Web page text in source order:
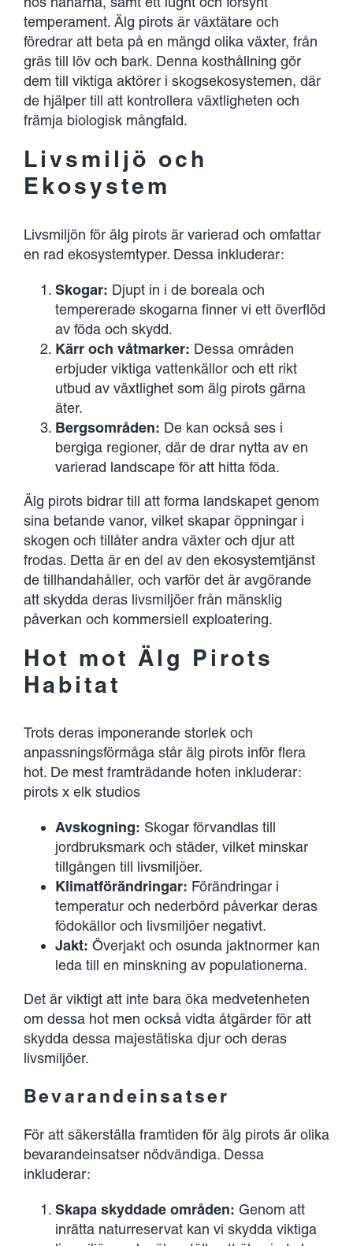
temperament. Älg pirots är växtätare och
föredrar att beta på en mängd olika växter, från
gräs till löv och bark. Denna kosthållning gör
dem till viktiga aktörer i skogs­ekosystemen, där
de hjälper till att kontrollera växtligheten och
främja biologisk mångfald.
Livsmiljö och
Ekosystem
Livsmiljön för älg pirots är varierad och omfattar
en rad ekosystemtyper. Dessa inkluderar:
Skogar: Djupt in i de boreala och
tempererade skogarna finner vi ett överflöd
av föda och skydd.
Kärr och våtmarker: Dessa områden
erbjuder viktiga vattenkällor och ett rikt
utbud av växtlighet som älg pirots gärna
äter.
Bergsområden: De kan också ses i
bergiga regioner, där de drar nytta av en
varierad landscape för att hitta föda.
Älg pirots bidrar till att forma landskapet genom
sina betande vanor, vilket skapar öppningar i
skogen och tillåter andra växter och djur att
frodas. Detta är en del av den ekosystemtjänst
de tillhandahåller, och varför det är avgörande
att skydda deras livsmiljöer från mänsklig
påverkan och kommersiell exploatering.
Hot mot Älg Pirots
Habitat
Trots deras imponerande storlek och
anpassningsförmåga står älg pirots inför flera
hot. De mest framträdande hoten inkluderar:
pirots x elk studios
Avskogning: Skogar förvandlas till
jordbruksmark och städer, vilket minskar
tillgången till livsmiljöer.
Klimatförändringar: Förändringar i
temperatur och nederbörd påverkar deras
födokällor och livsmiljöer negativt.
Jakt: Överjakt och osunda jaktnormer kan
leda till en minskning av populationerna.
Det är viktigt att inte bara öka medvetenheten
om dessa hot men också vidta åtgärder för att
skydda dessa majestätiska djur och deras
livsmiljöer.
Bevarandeinsatser
För att säkerställa framtiden för älg pirots är olika
bevarandeinsatser nödvändiga. Dessa
inkluderar:
Skapa skyddade områden: Genom att
inrätta naturreservat kan vi skydda viktiga